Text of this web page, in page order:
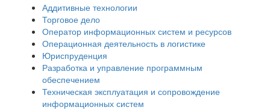
Аддитивные технологии
Торговое дело
Оператор информационных систем и ресурсов
Операционная деятельность в логистике
Юриспруденция
Разработка и управление программным
обеспечением
Техническая эксплуатация и сопровождение
информационных систем